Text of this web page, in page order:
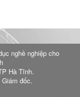
nghề nghiệp cho
Hà Tĩnh.
đốc.